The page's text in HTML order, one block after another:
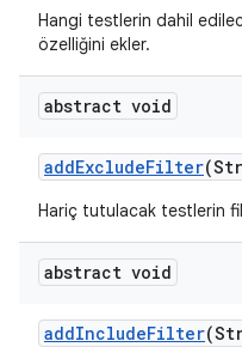
Hangi testlerin dahil
özelliğini ekler.
abstract void
addExcludeFilter
Hariç tutulacak testlerin
abstract void
addIncludeFilter